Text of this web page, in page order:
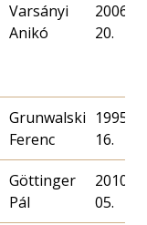
Varsányi
Anikó
2006.
20.
Grunwalski
Ferenc
1995.
16.
Göttinger
Pál
2010.
05.